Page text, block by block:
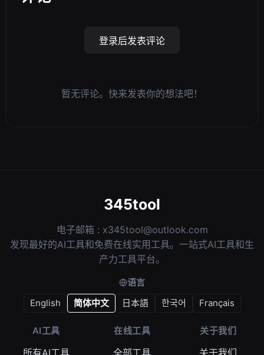
登录后发表评论
暂无评论。快来发表你的想法吧！
345tool
电子邮箱 : x345tool@outlook.com
发现最好的AI工具和免费在线实用工具。一站式AI工具和生
产力工具平台。
语言
English
简体中文 日本語 한국어 Français
AI工具 在线工具 关于我们